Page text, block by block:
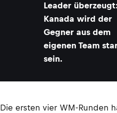
Leader
Kanada wird der
Gegner aus dem
eigenen Team
sein.
Die ersten vier WM-Runden